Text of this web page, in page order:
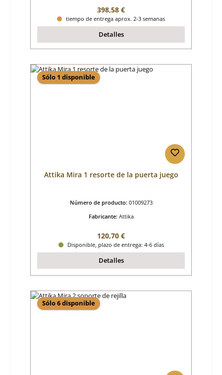
Precio normal:
398,58 €
tiempo de entrega aprox. 2-3 semanas
Detalles
Sólo 1 disponible
Attika Mira 1 resorte de la puerta juego
Número de producto: 01009273
Fabricante: Attika
Precio normal:
120,70 €
Disponible, plazo de entrega: 4-6 días
Detalles
Sólo 6 disponible